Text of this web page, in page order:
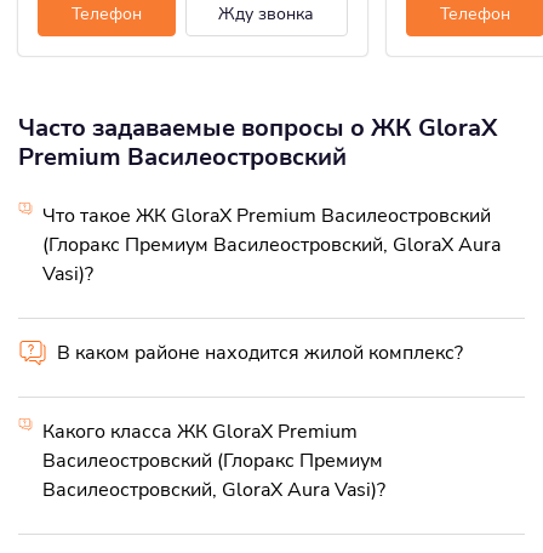
Телефон Жду звонка Телефон
Часто задаваемые вопросы о ЖК GloraX
Premium Василеостровский
Что такое ЖК GloraX Premium Василеостровский
(Глоракс Премиум Василеостровский, GloraX Aura
Vasi)?
В каком районе находится жилой комплекс?
Какого класса ЖК GloraX Premium
Василеостровский (Глоракс Премиум
Василеостровский, GloraX Aura Vasi)?